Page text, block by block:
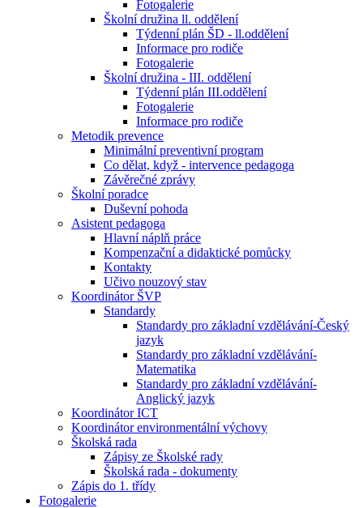
Fotogalerie
Školní družina ll. oddělení
Týdenní plán ŠD - ll.oddělení
Informace pro rodiče
Fotogalerie
Školní družina - III. oddělení
Týdenní plán III.oddělení
Fotogalerie
Informace pro rodiče
Metodik prevence
Minimální preventivní program
Co dělat, když - intervence pedagoga
Závěrečné zprávy
Školní poradce
Duševní pohoda
Asistent pedagoga
Hlavní náplň práce
Kompenzační a didaktické pomůcky
Kontakty
Učivo nouzový stav
Koordinátor ŠVP
Standardy
Standardy pro základní vzdělávání-Český
jazyk
Standardy pro základní vzdělávání-
Matematika
Standardy pro základní vzdělávání-
Anglický jazyk
Koordinátor ICT
Koordinátor environmentální výchovy
Školská rada
Zápisy ze Školské rady
Školská rada - dokumenty
Zápis do 1. třídy
Fotogalerie